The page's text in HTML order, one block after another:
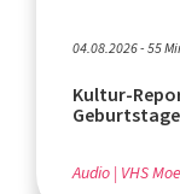
04.08.2026 - 55
Kultur-
Audio VHS